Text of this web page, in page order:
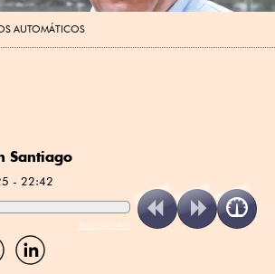
AUTOMÁTICOS
Santiago
- 22:42
ReadSpeaker
Compartir
por